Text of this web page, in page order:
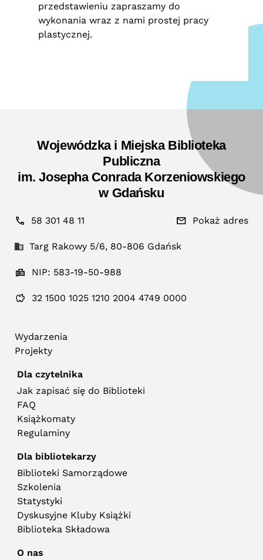
przedstawieniu zapraszamy do
wykonania wraz z nami prostej pracy
plastycznej.
Wojewódzka i Miejska Biblioteka
Publiczna
im. Josepha Conrada Korzeniowskiego
w Gdańsku
58 301 48 11 Pokaż adres
Targ Rakowy 5/6, 80-806 Gdańsk
NIP: 583-19-50-988
32 1500 1025 1210 2004 4749 0000
Wydarzenia
Projekty
Dla czytelnika
Jak zapisać się do Biblioteki
FAQ
Książkomaty
Regulaminy
Dla bibliotekarzy
Biblioteki Samorządowe
Szkolenia
Statystyki
Dyskusyjne Kluby Książki
Biblioteka Składowa
O nas